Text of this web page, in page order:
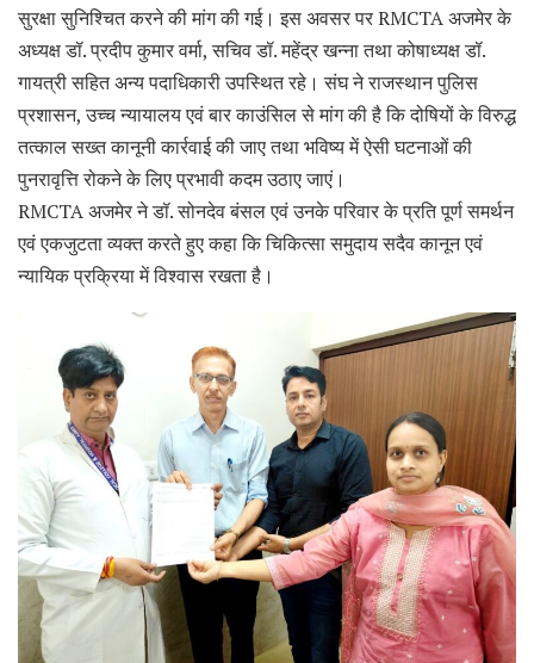
सुरक्षा सुनिश्चित करने की मांग की गई। इस अवसर पर RMCTA अजमेर के
अध्यक्ष डॉ. प्रदीप कुमार वर्मा, सचिव डॉ. महेंद्र खन्ना तथा कोषाध्यक्ष डॉ.
गायत्री सहित अन्य पदाधिकारी उपस्थित रहे। संघ ने राजस्थान पुलिस
प्रशासन, उच्च न्यायालय एवं बार काउंसिल से मांग की है कि दोषियों के विरुद्ध
तत्काल सख्त कानूनी कार्रवाई की जाए तथा भविष्य में ऐसी घटनाओं की
पुनरावृत्ति रोकने के लिए प्रभावी कदम उठाए जाएं।
RMCTA अजमेर ने डॉ. सोनदेव बंसल एवं उनके परिवार के प्रति पूर्ण समर्थन
एवं एकजुटता व्यक्त करते हुए कहा कि चिकित्सा समुदाय सदैव कानून एवं
न्यायिक प्रक्रिया में विश्वास रखता है।